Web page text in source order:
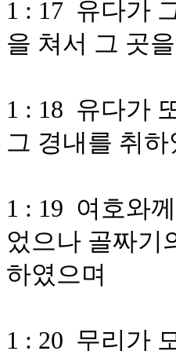
1 : 17 유다가
을 쳐서 그 곳
1 : 18 유다가
그 경내를 취하
1 : 19 여호와
었으나 골짜기
하였으며
1 : 20 무리가